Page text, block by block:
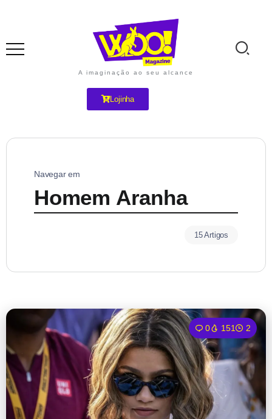
A imaginação ao seu alcance
Lojinha
Navegar em
Homem Aranha
15 Artigos
0 151 2